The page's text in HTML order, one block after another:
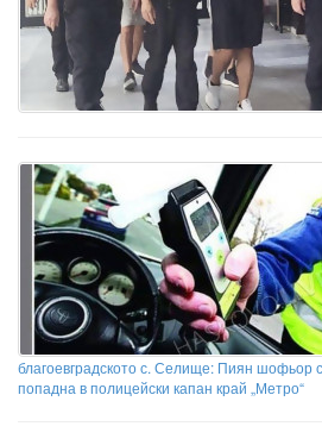
благоевградското с. Селище: Пиян шофьор
попадна в полицейски капан край „Метро“